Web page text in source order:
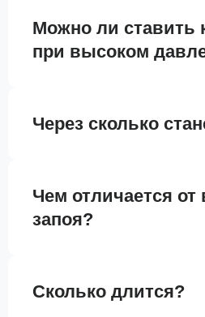
Можно ли ставить
при высоком
Через сколько
Чем отличается
запоя?
Сколько длится?